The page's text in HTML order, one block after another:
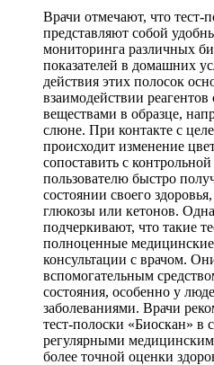
Врачи отмечают, что тест-
представляют собой
мониторинга различных
показателей в домашних
действия этих полосок
взаимодействии
веществами в образце,
слюне. При контакте с
происходит изменение
сопоставить с
пользователю быстро
состоянии своего
глюкозы или кетонов.
подчеркивают, что такие
полноценные
консультации с врачом.
вспомогательным
состояния, особенно у
заболеваниями. Врачи
тест-полоски «Биоскан» в
регулярными
более точной оценки